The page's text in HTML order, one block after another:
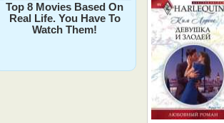
Top 8 Movies Based On
Real Life. You Have To
Watch Them!